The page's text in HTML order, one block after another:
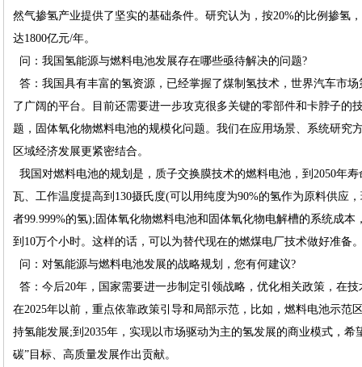
然气掺氢产业提供了坚实的基础条件。研究认为，按20%的比例掺氢
达1800亿元/年。
问：我国氢能源与燃料电池发展存在哪些亟待解决的问题?
答：我国具有丰富的氢资源，已经掌握了煤制氢技术，世界汽车市
了广阔的平台。目前还需要进一步攻克很多关键的零部件和卡脖子的
题，固体氧化物燃料电池的规模化问题。我们在应用场景、系统研究
区域经济发展更紧密结合。
我国对燃料电池的规划是，质子交换膜技术的燃料电池，到2050年
瓦、工作温度提高到130摄氏度(可以用纯度为90%的氢作为原料供应
者99.999%的氢);固体氧化物燃料电池和固体氧化物电解槽的系统成本
到10万个小时。这样的话，可以为替代现在的燃煤电厂技术做好准备
问：对氢能源与燃料电池发展的战略规划，您有何建议?
答：今后20年，国家需要进一步制定引领战略，优化相关政策，在
在2025年以前，重点依靠政策引导和局部示范，比如，燃料电池示范
持氢能发展;到2035年，实现以市场驱动为主的氢发展的商业模式，希
碳”目标、高质量发展作出贡献。